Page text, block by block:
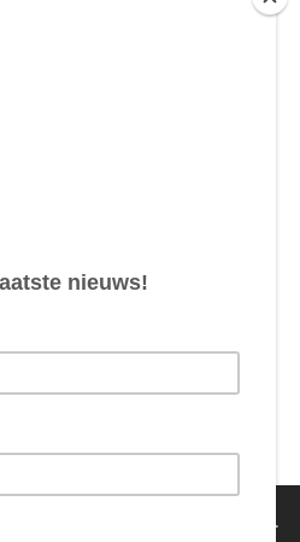
echter wel je toestemming nodig.